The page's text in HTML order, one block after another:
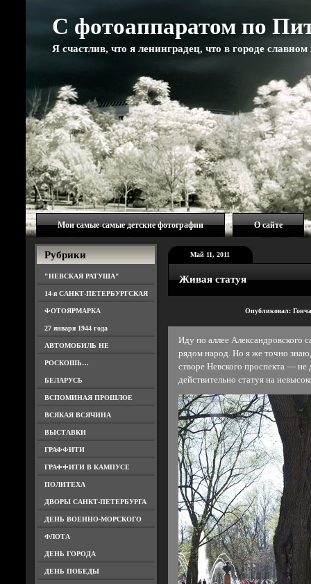
С фотоаппаратом по
Я счастлив, что я ленинградец, что в городе
Мои самые-самые детские фотографии О сайте
Рубрики
"НЕВСКАЯ РАТУША"
14-я САНКТ-ПЕТЕРБУРГСКАЯ
ФОТОЯРМАРКА
27 января 1944 года
АВТОМОБИЛЬ НЕ
РОСКОШЬ…
БЕЛАРУСЬ
ВСПОМИНАЯ ПРОШЛОЕ
ВСЯКАЯ ВСЯЧИНА
ВЫСТАВКИ
ГРАФФИТИ
ГРАФФИТИ В КАМПУСЕ
ПОЛИТЕХА
ДВОРЫ САНКТ-ПЕТЕРБУРГА
ДЕНЬ ВОЕННО-МОРСКОГО
ФЛОТА
ДЕНЬ ГОРОДА
ДЕНЬ ПОБЕДЫ
Май 11, 2011
Живая статуя
Опубликовал:
Иду по аллее Александровского
рядом народ. Но я же точно
створе Невского проспекта —
действительно статуя на